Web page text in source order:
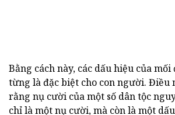
Bằng cách này, các dấu hiệu của
từng là đặc biệt cho con người. Điều
rằng nụ cười của một số dân tộc
chỉ là một nụ cười, mà còn là một